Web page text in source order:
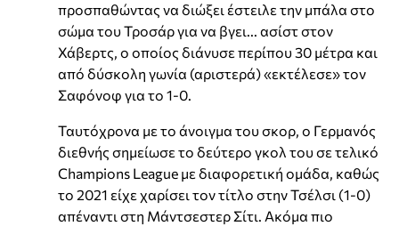
προσπαθώντας να διώξει έστειλε την μπάλα στο
σώμα του Τροσάρ για να βγει... ασίστ στον
Χάβερτς, ο οποίος διάνυσε περίπου 30 μέτρα και
από δύσκολη γωνία (αριστερά) «εκτέλεσε» τον
Σαφόνοφ για το 1-0.
Ταυτόχρονα με το άνοιγμα του σκορ, ο Γερμανός
διεθνής σημείωσε το δεύτερο γκολ του σε τελικό
Champions League με διαφορετική ομάδα, καθώς
το 2021 είχε χαρίσει τον τίτλο στην Τσέλσι (1-0)
απέναντι στη Μάντσεστερ Σίτι. Ακόμα πιο